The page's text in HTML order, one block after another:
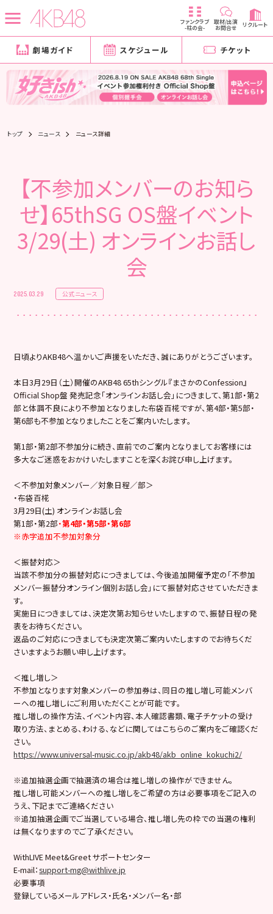
ファンクラブ
-柱の会-
取材/出演
お問合せ リクルート
劇場ガイド スケジュール チケット
トップ ニュース ニュース詳細
【不参加メンバーのお知ら
せ】65thSG OS盤イベント
3/29(土) オンラインお話し
会
2025.03.29 公式ニュース
日頃よりAKB48へ温かいご声援をいただき、誠にありがとうございます。
本日3月29日（土）開催のAKB48 65thシングル『まさかのConfession』
Official Shop盤 発売記念「オンラインお話し会」につきまして、第1部・第2
部と体調不良により不参加となりました布袋百椛ですが、第4部・第5部・
第6部も不参加となりましたことをご案内いたします。
第1部・第2部不参加分に続き、直前でのご案内となりましてお客様には
多大なご迷惑をおかけいたしますことを深くお詫び申し上げます。
＜不参加対象メンバー／対象日程／部＞
・布袋百椛
3月29日(土) オンラインお話し会
第1部・第2部・第4部・第5部・第6部
※赤字追加不参加対象分
＜振替対応＞
当該不参加分の振替対応につきましては、今後追加開催予定の「不参加
メンバー振替分オンライン個別お話し会」にて振替対応させていただきま
す。
実施日につきましては、決定次第お知らせいたしますので、振替日程の発
表をお待ちください。
返品のご対応につきましても決定次第ご案内いたしますのでお待ちくだ
さいますようお願い申し上げます。
＜推し増し＞
不参加となります対象メンバーの参加券は、同日の推し増し可能メンバ
ーへの推し増しにご利用いただくことが可能です。
推し増しの操作方法、イベント内容、本人確認書類、電子チケットの受け
取り方法、まとめる、わける、などに関してはこちらのご案内をご確認くだ
さい。
https://www.universal-music.co.jp/akb48/akb_online_kokuchi2/
※追加抽選企画で抽選済の場合は推し増しの操作ができません。
推し増し可能メンバーへの推し増しをご希望の方は必要事項をご記入の
うえ、下記までご連絡ください
※追加抽選企画でご当選している場合、推し増し先の枠での当選の権利
は無くなりますのでご了承ください。
WithLIVE Meet&Greet サポートセンター
E-mail：support-mg@withlive.jp
必要事項
登録しているメールアドレス・氏名・メンバー名・部